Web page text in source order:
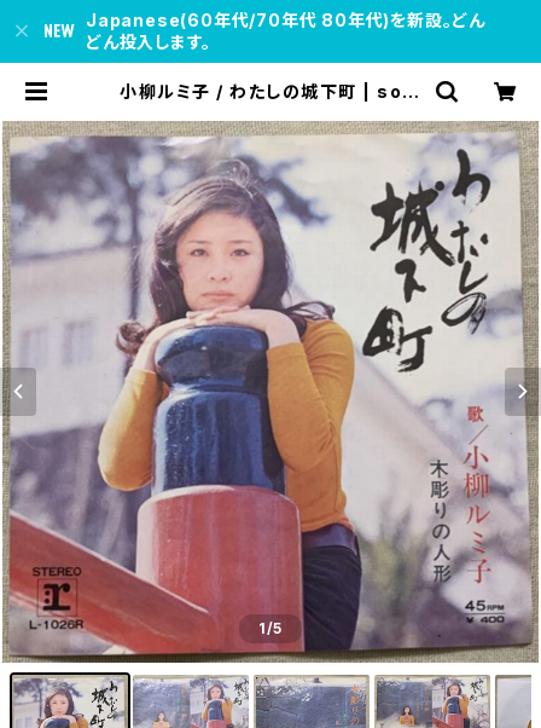
Japanese(60年代/70年代 80年代)を新設。どん
どん投入します。
小柳ルミ子 / わたしの城下町 | soul
1/5